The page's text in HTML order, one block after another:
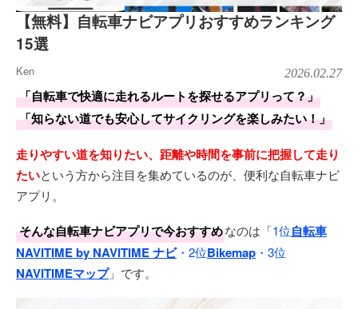
【無料】自転車ナビアプリおすすめランキング
15選
Ken 2026.02.27
「自転車で快適に走れるルートを探せるアプリって？」
「知らない道でも安心してサイクリングを楽しみたい！」
走りやすい道を知りたい、距離や時間を事前に把握して走り
たいという方から注目を集めているのが、便利な自転車ナビ
アプリ。
そんな自転車ナビアプリで今おすすめなのは「1位自転車
NAVITIME by NAVITIME ナビ・2位Bikemap ・3位
NAVITIMEマップ」です。